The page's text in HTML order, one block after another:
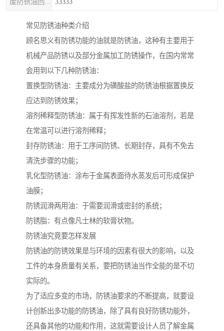
常见防锈油种类介绍
顾名思义有防锈功能的油就是防锈油，这种有主要用于
机械产品防锈以及部分金属加工防锈操作，在国内常常
会用到以下几种防锈油：
置换型防锈油：主要成分为磺酸盐的防锈油根据置换反
应达到防锈效果；
溶剂稀释型防锈油：属于有挥发性新的石油溶剂，若是
在常温可以进行溶剂稀释；
封存防锈油：用于工序间防锈、长期封存，具有不免去
清洗步骤的功能；
乳化型防锈油：涂布于金属表面待水蒸发后可形成保护
油膜；
防锈润滑两用油：于需要润滑或密封的系统；
防锈脂：有点像凡士林的软膏状物。
防锈油究竟要怎样发展
防锈油的防锈效果是与环境的因素有很大的影响，以及
工件的本身质量有关系，要把防锈油当作全能的是不切
实际的。
为了适应多变的市场，防锈油要求的不断提高，就要设
计创新出多功能的防锈油，除了具有良好防锈功能外，
还具备其他的功能和作用，这就需要设计人员了解金属